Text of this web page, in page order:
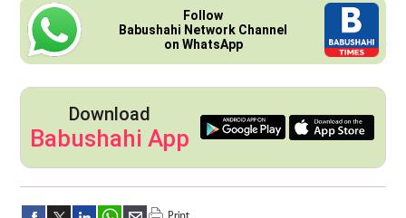
Follow
Babushahi Network Channel
on WhatsApp
Download
Babushahi App